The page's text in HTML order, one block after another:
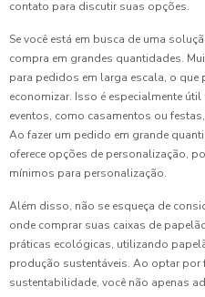
contato para discutir suas opções.
Se você está em busca de uma
compra em grandes quantidades.
para pedidos em larga escala, o que
economizar. Isso é especialmente
eventos, como casamentos ou
Ao fazer um pedido em grande
oferece opções de personalização,
mínimos para personalização.
Além disso, não se esqueça de
onde comprar suas caixas de
práticas ecológicas, utilizando
produção sustentáveis. Ao optar por
sustentabilidade, você não apenas